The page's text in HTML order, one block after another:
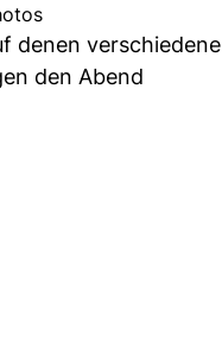
denen verschiedene
den Abend